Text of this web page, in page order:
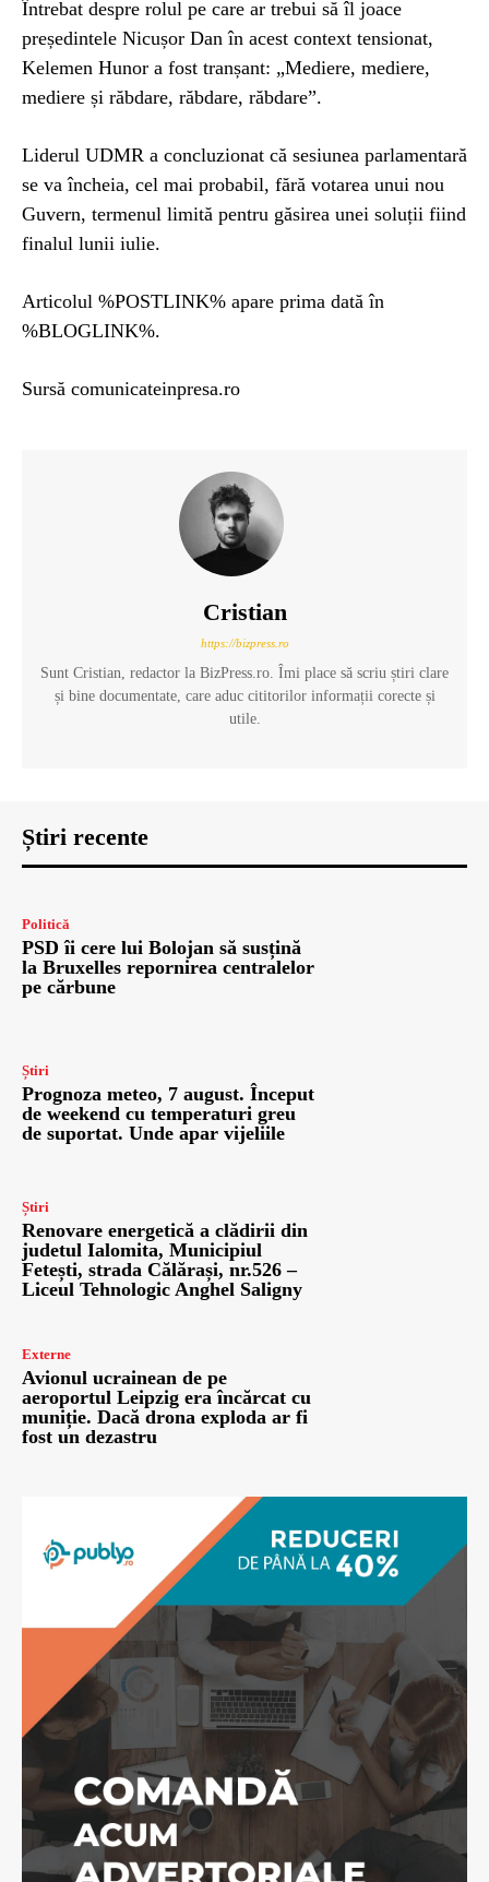
Întrebat despre rolul pe care ar trebui să îl joace
președintele Nicușor Dan în acest context tensionat,
Kelemen Hunor a fost tranșant: „Mediere, mediere,
mediere și răbdare, răbdare, răbdare”.
Liderul UDMR a concluzionat că sesiunea parlamentară
se va încheia, cel mai probabil, fără votarea unui nou
Guvern, termenul limită pentru găsirea unei soluții fiind
finalul lunii iulie.
Articolul %POSTLINK% apare prima dată în
%BLOGLINK%.
Sursă comunicateinpresa.ro
Cristian
https://bizpress.ro
Sunt Cristian, redactor la BizPress.ro. Îmi place să scriu știri clare
și bine documentate, care aduc cititorilor informații corecte și
utile.
Știri recente
Politică
PSD îi cere lui Bolojan să susțină
la Bruxelles repornirea centralelor
pe cărbune
Știri
Prognoza meteo, 7 august. Început
de weekend cu temperaturi greu
de suportat. Unde apar vijeliile
Știri
Renovare energetică a clădirii din
judetul Ialomita, Municipiul
Fetești, strada Călărași, nr.526 –
Liceul Tehnologic Anghel Saligny
Externe
Avionul ucrainean de pe
aeroportul Leipzig era încărcat cu
muniție. Dacă drona exploda ar fi
fost un dezastru